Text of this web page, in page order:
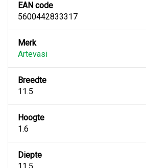
EAN code
5600442833317
Merk
Artevasi
Breedte
11.5
Hoogte
1.6
Diepte